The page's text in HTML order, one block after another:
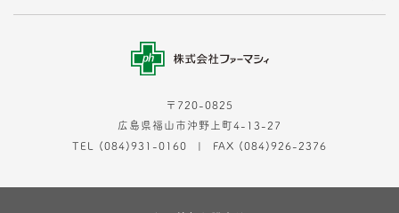
〒720-0825
広島県福山市沖野上町4-13-27
TEL (084)931-0160
FAX (084)926-2376